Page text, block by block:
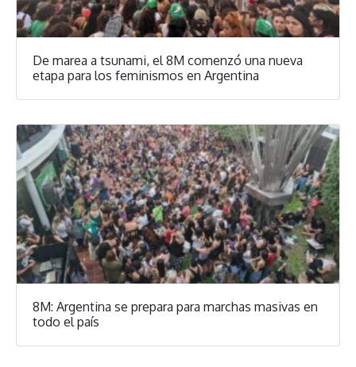
De marea a tsunami, el 8M comenzó una nueva
etapa para los feminismos en Argentina
8M: Argentina se prepara para marchas masivas en
todo el país